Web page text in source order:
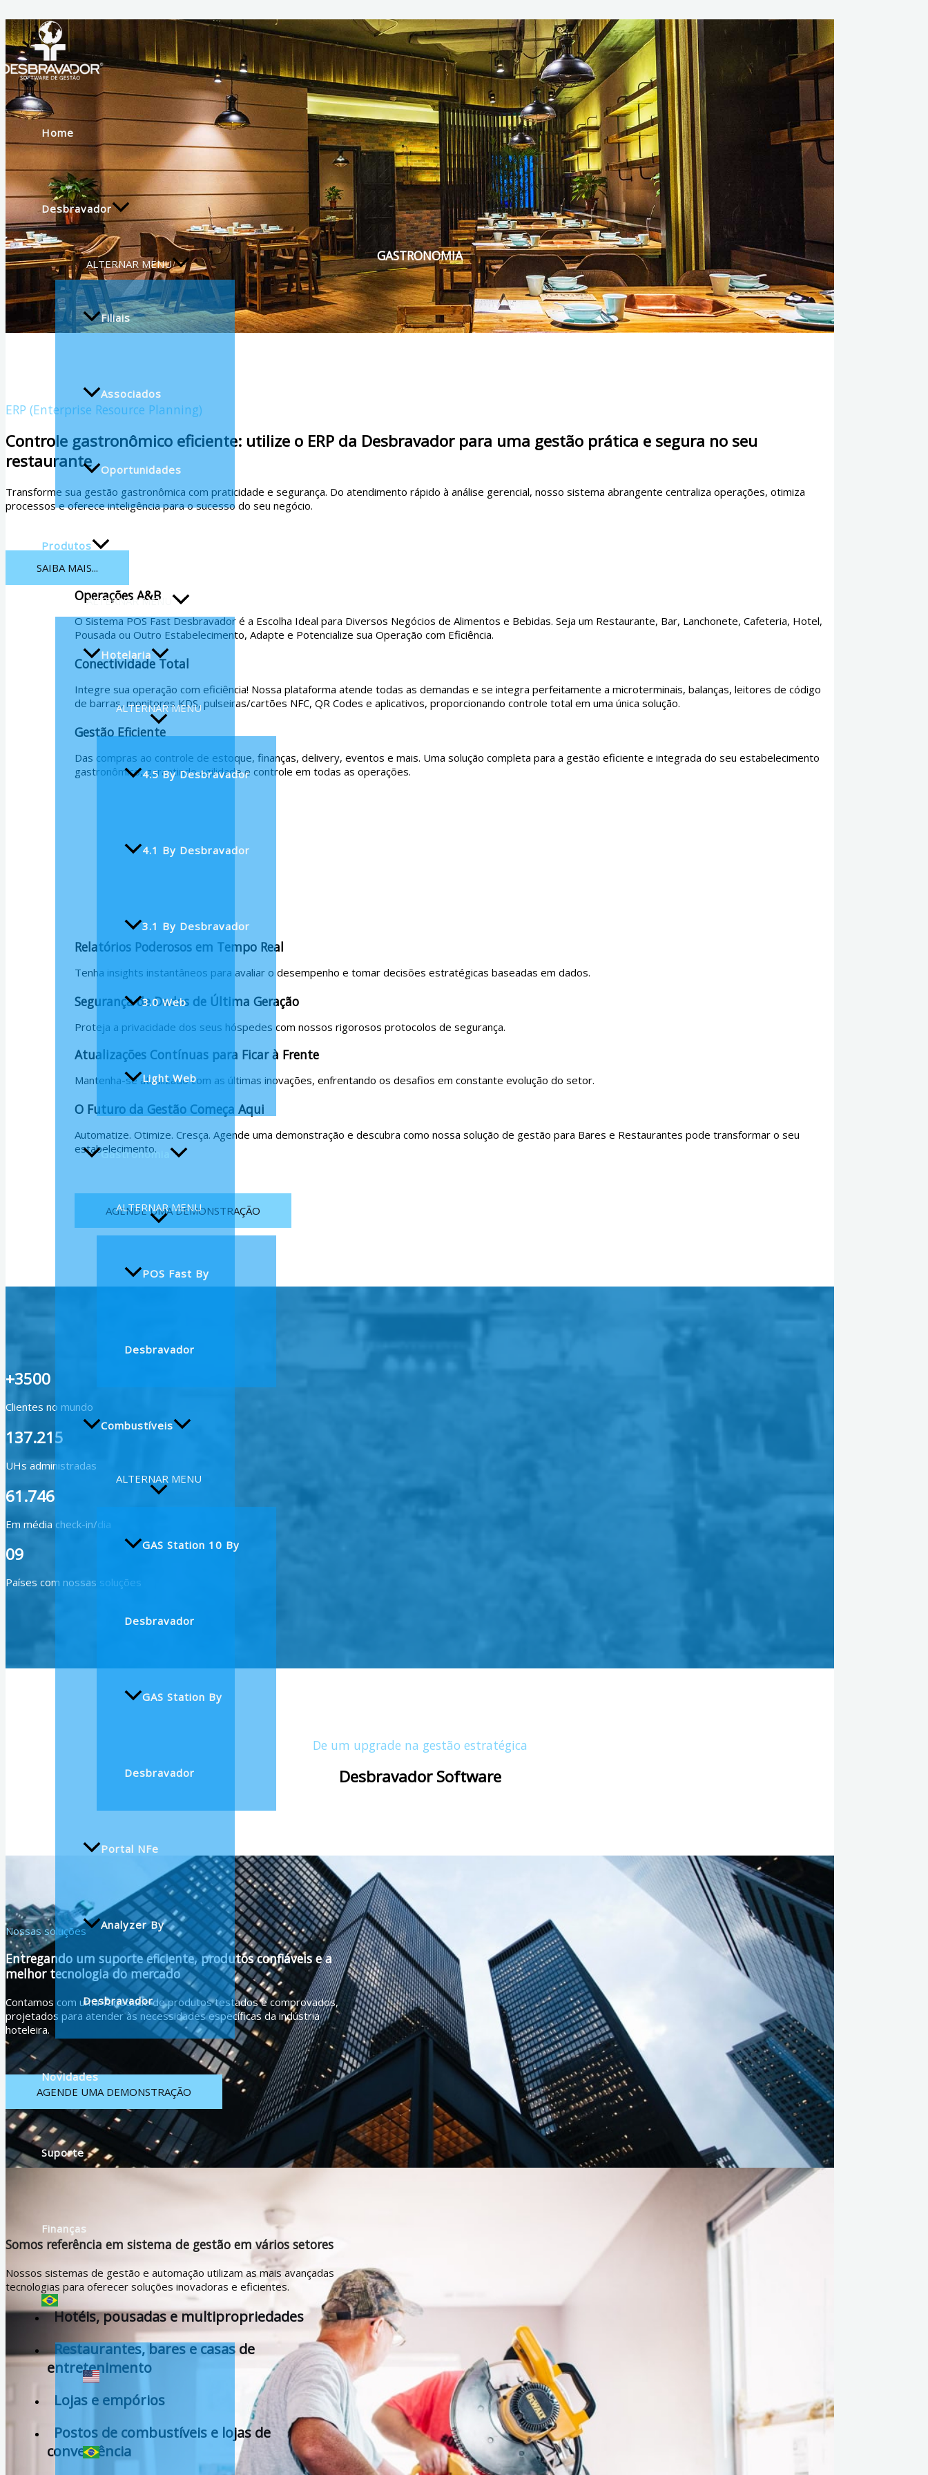
Home
Desbravador
ALTERNAR MENU
Filiais
Associados
Oportunidades
Produtos
ALTERNAR MENU
Hotelaria
ALTERNAR MENU
4.5 By Desbravador
4.1 By Desbravador
3.1 By Desbravador
3.0 Web
Light Web
Gastronomia
ALTERNAR MENU
POS Fast By
Desbravador
Combustíveis
ALTERNAR MENU
GAS Station 10 By
Desbravador
GAS Station By
Desbravador
Portal NFe
Analyzer By
Desbravador
Novidades
Suporte
Finanças
GASTRONOMIA
ERP (Enterprise Resource Planning)
Controle gastronômico eficiente: utilize o ERP da Desbravador para uma gestão prática e segura no seu
restaurante
Transforme sua gestão gastronômica com praticidade e segurança. Do atendimento rápido à análise gerencial, nosso sistema abrangente centraliza operações, otimiza
processos e oferece inteligência para o sucesso do seu negócio.
SAIBA MAIS...
Operações A&B
O Sistema POS Fast Desbravador é a Escolha Ideal para Diversos Negócios de Alimentos e Bebidas. Seja um Restaurante, Bar, Lanchonete, Cafeteria, Hotel,
Pousada ou Outro Estabelecimento, Adapte e Potencialize sua Operação com Eficiência.
Conectividade Total
Integre sua operação com eficiência! Nossa plataforma atende todas as demandas e se integra perfeitamente a microterminais, balanças, leitores de código
de barras, monitores KDS, pulseiras/cartões NFC, QR Codes e aplicativos, proporcionando controle total em uma única solução.
Gestão Eficiente
Das compras ao controle de estoque, finanças, delivery, eventos e mais. Uma solução completa para a gestão eficiente e integrada do seu estabelecimento
gastronômico, garantindo agilidade e controle em todas as operações.
Relatórios Poderosos em Tempo Real
Tenha insights instantâneos para avaliar o desempenho e tomar decisões estratégicas baseadas em dados.
Segurança de Dados de Última Geração
Proteja a privacidade dos seus hóspedes com nossos rigorosos protocolos de segurança.
Atualizações Contínuas para Ficar à Frente
Mantenha-se atualizado com as últimas inovações, enfrentando os desafios em constante evolução do setor.
O Futuro da Gestão Começa Aqui
Automatize. Otimize. Cresça. Agende uma demonstração e descubra como nossa solução de gestão para Bares e Restaurantes pode transformar o seu
estabelecimento.
AGENDE UMA DEMONSTRAÇÃO
+3500
Clientes no mundo
137.215
UHs administradas
61.746
Em média check-in/dia
09
Países com nossas soluções
De um upgrade na gestão estratégica
Desbravador Software
Nossas soluções
Entregando um suporte eficiente, produtos confiáveis e a
melhor tecnologia do mercado
Contamos com uma variedade de produtos testados e comprovados,
projetados para atender às necessidades específicas da indústria
hoteleira.
AGENDE UMA DEMONSTRAÇÃO
Somos referência em sistema de gestão em vários setores
Nossos sistemas de gestão e automação utilizam as mais avançadas
tecnologias para oferecer soluções inovadoras e eficientes.
Hotéis, pousadas e multipropriedades
Restaurantes, bares e casas de
entretenimento
Lojas e empórios
Postos de combustíveis e lojas de
conveniência